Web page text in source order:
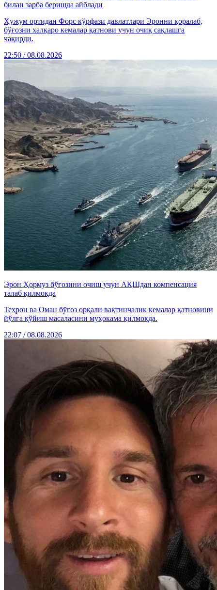
билан зарба беришда айблади
Ҳужум ортидан Форс кўрфази давлатлари Эронни қоралаб,
бўғозни халқаро кемалар қатнови учун очиқ сақлашга
чақирди.
22:50 / 08.08.2026
Эрон Ҳормуз бўғозини очиш учун АҚШдан компенсация
талаб қилмоқда
Теҳрон ва Оман бўғоз орқали вақтинчалик кемалар қатновини
йўлга қўйиш масаласини муҳокама қилмоқда.
22:07 / 08.08.2026